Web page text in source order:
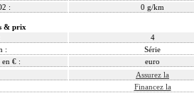
:
0 g/km
& prix
4
:
Série
en € :
euro
Assurez la
Financez la